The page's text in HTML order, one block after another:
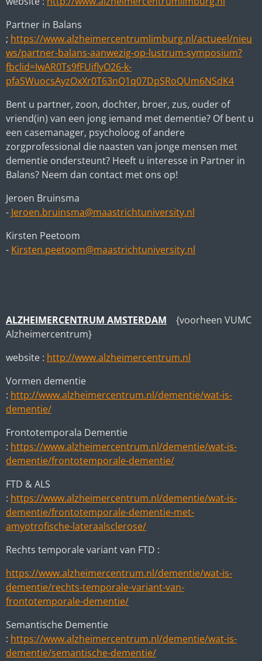
Partner in Balans
; https://www.alzheimercentrumlimburg.nl/actueel/nieu
ws/partner-balans-aanwezig-op-lustrum-symposium?
fbclid=IwAR0Ts9fFUiflyO26-k-
pfaSWuocsAyzOxXr0T63nQ1q07DpSRoQUm6NSdK4
Bent u partner, zoon, dochter, broer, zus, ouder of
vriend(in) van een jong iemand met dementie? Of bent u
een casemanager, psycholoog of andere
zorgprofessional die naasten van jonge mensen met
dementie ondersteunt? Heeft u interesse in Partner in
Balans? Neem dan contact met ons op!
Jeroen Bruinsma
- Jeroen.bruinsma@maastrichtuniversity.nl
Kirsten Peetoom
- Kirsten.peetoom@maastrichtuniversity.nl
ALZHEIMERCENTRUM AMSTERDAM {voorheen VUMC
Alzheimercentrum}
website : http://www.alzheimercentrum.nl
Vormen dementie
: http://www.alzheimercentrum.nl/dementie/wat-is-
dementie/
Frontotemporala Dementie
: https://www.alzheimercentrum.nl/dementie/wat-is-
dementie/frontotemporale-dementie/
FTD & ALS
: https://www.alzheimercentrum.nl/dementie/wat-is-
dementie/frontotemporale-dementie-met-
amyotrofische-lateraalsclerose/
Rechts temporale variant van FTD :
https://www.alzheimercentrum.nl/dementie/wat-is-
dementie/rechts-temporale-variant-van-
frontotemporale-dementie/
Semantische Dementie
: https://www.alzheimercentrum.nl/dementie/wat-is-
dementie/semantische-dementie/